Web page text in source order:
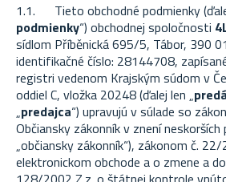
1.1. Tieto obchodné podmienky
podmienky“) obchodnej spoločnosti
sídlom Příběnická 695/5, Tábor, 390
identifikačné číslo: 28144708,
registri vedenom Krajským súdom v
oddiel C, vložka 20248 (ďalej len „
„predajca“) upravujú v súlade so
Občiansky zákonník v znení neskorších
„občiansky zákonník“), zákonom č. 22/
elektronickom obchode a o zmene a